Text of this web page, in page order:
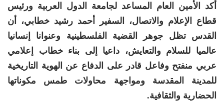
أكد الأمين العام المساعد لجامعة الدول العربية ورئيس
قطاع الإعلام والاتصال، السفير أحمد رشيد خطابي، أن
القدس تظل جوهر القضية الفلسطينية وعنوانا إنسانيا
عالميا للسلام والتعايش، داعيا إلى بناء خطاب إعلامي
عربي منفتح وفاعل قادر على الدفاع عن الهوية التاريخية
للمدينة المقدسة ومواجهة محاولات طمس مكوناتها
الحضارية والثقافية.